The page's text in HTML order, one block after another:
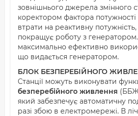
зовнішнього джерела змінного
коректором фактора потужності
втрати на реактивну
покращує роботу з генератором.
максимально ефективно
що видається генератором.
БЛОК БЕЗПЕРЕБІЙНОГО
Станції можуть виконувати
безперебійного живлення
який забезпечує автоматичну
разі збою в електромережі. В